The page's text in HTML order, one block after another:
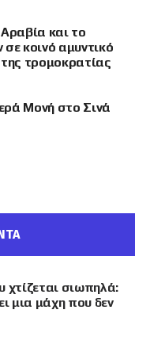
και το
κοινό αμυντικό
τρομοκρατίας
Μονή στο Σινά
χτίζεται σιωπηλά:
μια μάχη που δεν